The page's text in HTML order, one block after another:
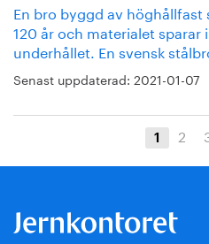
En bro byggd av höghållfast
120 år och materialet sparar
underhållet. En svensk
Senast uppdaterad: 2021-01-07
1 2